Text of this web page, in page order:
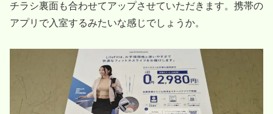
チラシ裏面も合わせてアップさせていただきます。携帯の
アプリで入室するみたいな感じでしょうか。